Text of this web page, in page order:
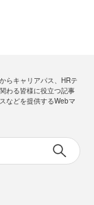
らキャリアパス、HRテ
わる皆様に役立つ記事
などを提供するWebマ